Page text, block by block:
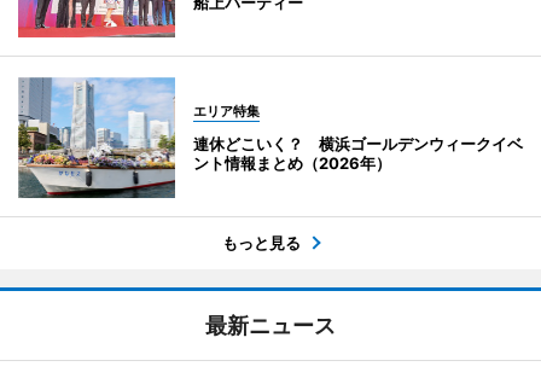
エリア特集
連休どこいく？ 横浜ゴールデンウィークイベ
ント情報まとめ（2026年）
もっと見る
最新ニュース